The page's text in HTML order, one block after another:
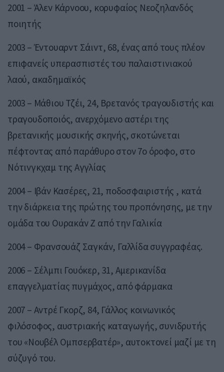
2001 – Άλεν Κάρνοου, κορυφαίος Νεοζηλανδός
ποιητής
2003 – Έντουαρντ Σάιντ, 68, ένας από τους πλέον
επιφανείς υπερασπιστές του παλαιστινιακού
λαού, ακαδημαϊκός
2003 – Μάθιου Τζέι, 24, Βρετανός τραγουδιστής και
τραγουδοποιός, ανερχόμενο αστέρι της
βρετανικής μουσικής σκηνής, σκοτώνεται
πέφτοντας από παράθυρο στον 7ο όροφο, στο
Νότινγκχαμ της Αγγλίας
2004 – Ιβάν Κασέρες, 21, ποδοσφαιριστής , κατά
την διάρκεια της πρώτης του προπόνησης, με την
ομάδα του Ουρακάν Ζ από την Γαλικία
2004 – Φρανσουάζ Σαγκάν, Γαλλίδα συγγραφέας.
2006 – Σέλμπι Γουόκερ, 31, Αμερικανίδα
επαγγελματίας πυγμάχος, από φάρμακα
2007 – Αντρέ Γκορζ, 84, Γάλλος κοινωνικός
φιλόσοφος, αυστριακής καταγωγής, συνιδρυτής
του «Νουβέλ Ομπσερβατέρ», αυτοκτονεί μαζί με τη
σύζυγό του.